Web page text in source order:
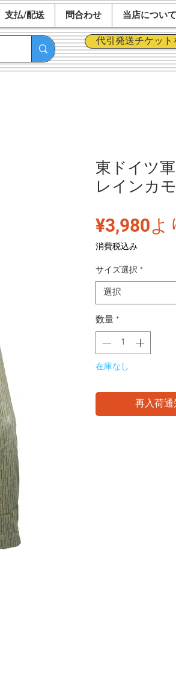
支払/配送 問合わせ 当店について
代引発送チケッ
東ドイツ
レインカモ
¥3,980よ
消費税込み
サイズ選択 *
選択
数量 *
在庫なし
再入荷